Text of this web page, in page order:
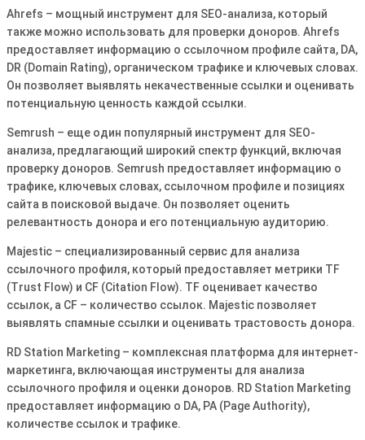
Ahrefs – мощный инструмент для SEO-анализа, который
также можно использовать для проверки доноров․ Ahrefs
предоставляет информацию о ссылочном профиле сайта, DA,
DR (Domain Rating), органическом трафике и ключевых словах․
Он позволяет выявлять некачественные ссылки и оценивать
потенциальную ценность каждой ссылки․
Semrush – еще один популярный инструмент для SEO-
анализа, предлагающий широкий спектр функций, включая
проверку доноров․ Semrush предоставляет информацию о
трафике, ключевых словах, ссылочном профиле и позициях
сайта в поисковой выдаче․ Он позволяет оценить
релевантность донора и его потенциальную аудиторию․
Majestic – специализированный сервис для анализа
ссылочного профиля, который предоставляет метрики TF
(Trust Flow) и CF (Citation Flow)․ TF оценивает качество
ссылок, а CF – количество ссылок․ Majestic позволяет
выявлять спамные ссылки и оценивать трастовость донора․
RD Station Marketing – комплексная платформа для интернет-
маркетинга, включающая инструменты для анализа
ссылочного профиля и оценки доноров․ RD Station Marketing
предоставляет информацию о DA, PA (Page Authority),
количестве ссылок и трафике․